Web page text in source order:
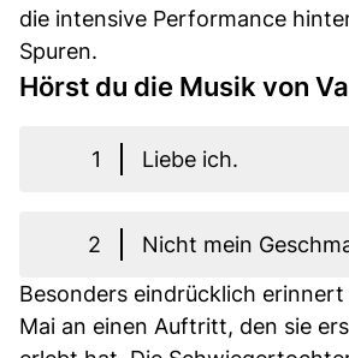
die intensive Performance
Spuren.
Hörst du die Musik von
1 Liebe ich.
2
Nicht mein
Besonders eindrücklich erinnert
Mai an einen Auftritt, den sie